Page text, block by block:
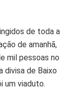
de toda a
de amanhã,
mil pessoas no
divisa de Baixo
um viaduto.